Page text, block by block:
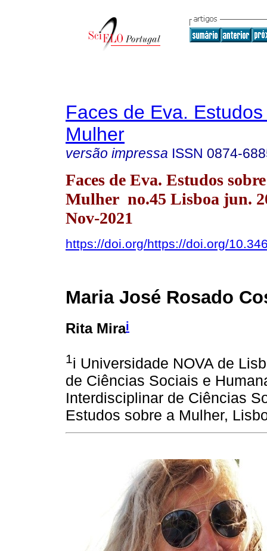
Faces de Eva.
Mulher
versão impressa ISSN 0874-
Faces de Eva. Estudos
Mulher no.45 Lisboa jun.
Nov-2021
https://doi.org/https://doi.org/
Maria José Rosado
Rita Mirai
1i Universidade NOVA de
de Ciências Sociais e
Interdisciplinar de Ciências
Estudos sobre a Mulher,